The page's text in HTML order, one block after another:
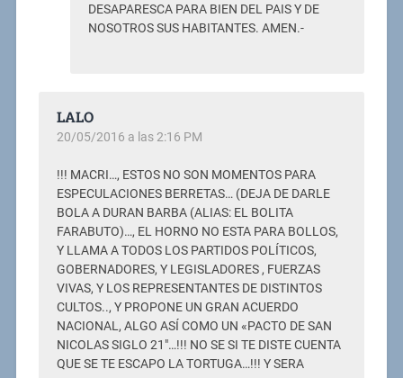
DESAPARESCA PARA BIEN DEL PAIS Y DE
NOSOTROS SUS HABITANTES. AMEN.-
LALO
20/05/2016 a las 2:16 PM
!!! MACRI…, ESTOS NO SON MOMENTOS PARA
ESPECULACIONES BERRETAS… (DEJA DE DARLE
BOLA A DURAN BARBA (ALIAS: EL BOLITA
FARABUTO)…, EL HORNO NO ESTA PARA BOLLOS,
Y LLAMA A TODOS LOS PARTIDOS POLÍTICOS,
GOBERNADORES, Y LEGISLADORES , FUERZAS
VIVAS, Y LOS REPRESENTANTES DE DISTINTOS
CULTOS.., Y PROPONE UN GRAN ACUERDO
NACIONAL, ALGO ASÍ COMO UN «PACTO DE SAN
NICOLAS SIGLO 21″…!!! NO SE SI TE DISTE CUENTA
QUE SE TE ESCAPO LA TORTUGA…!!! Y SERA